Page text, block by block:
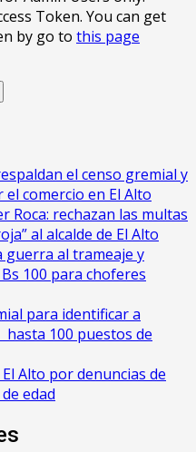
Token. You can get
by go to this page
el censo gremial y
comercio en El Alto
Roca: rechazan las multas
al alcalde de El Alto
guerra al trameaje y
100 para choferes
para identificar a
100 puestos de
Alto por denuncias de
edad